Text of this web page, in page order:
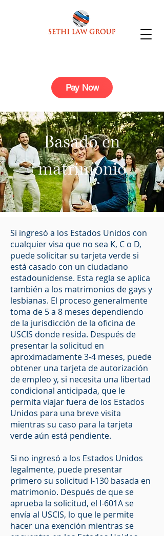
Pay Now
Basado en
matrimonio
Si ingresó a los Estados Unidos con
cualquier visa que no sea K, C o D,
puede solicitar su tarjeta verde si
está casado con un ciudadano
estadounidense. Esta regla se aplica
también a los matrimonios de gays y
lesbianas. El proceso generalmente
toma de 5 a 8 meses dependiendo
de la jurisdicción de la oficina de
USCIS donde resida. Después de
presentar la solicitud en
aproximadamente 3-4 meses, puede
obtener una tarjeta de autorización
de empleo y, si necesita una libertad
condicional anticipada, que le
permita viajar fuera de los Estados
Unidos para una breve visita
mientras su caso para la tarjeta
verde aún está pendiente.
Si no ingresó a los Estados Unidos
legalmente, puede presentar
primero su solicitud I-130 basada en
matrimonio. Después de que se
aprueba la solicitud, el I-601A se
envía al USCIS, lo que le permite
hacer una exención mientras se